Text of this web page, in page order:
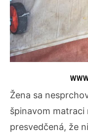
Žena sa
špinavom matraci
presvedčená, že